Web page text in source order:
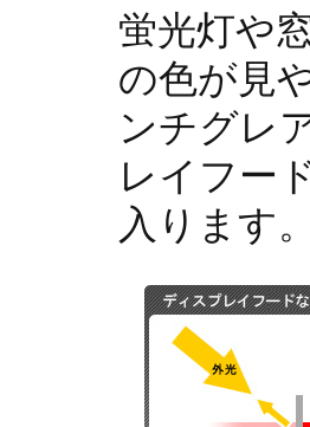
蛍光灯や
の色が見
ンチグレ
レイフー
入ります。